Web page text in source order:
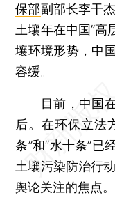
保部副部长李干
土壤年在中国”高
壤环境形势，中
容缓。
目前，中国在
后。在环保立法
条”和“水十条”已
土壤污染防治行
舆论关注的焦点。